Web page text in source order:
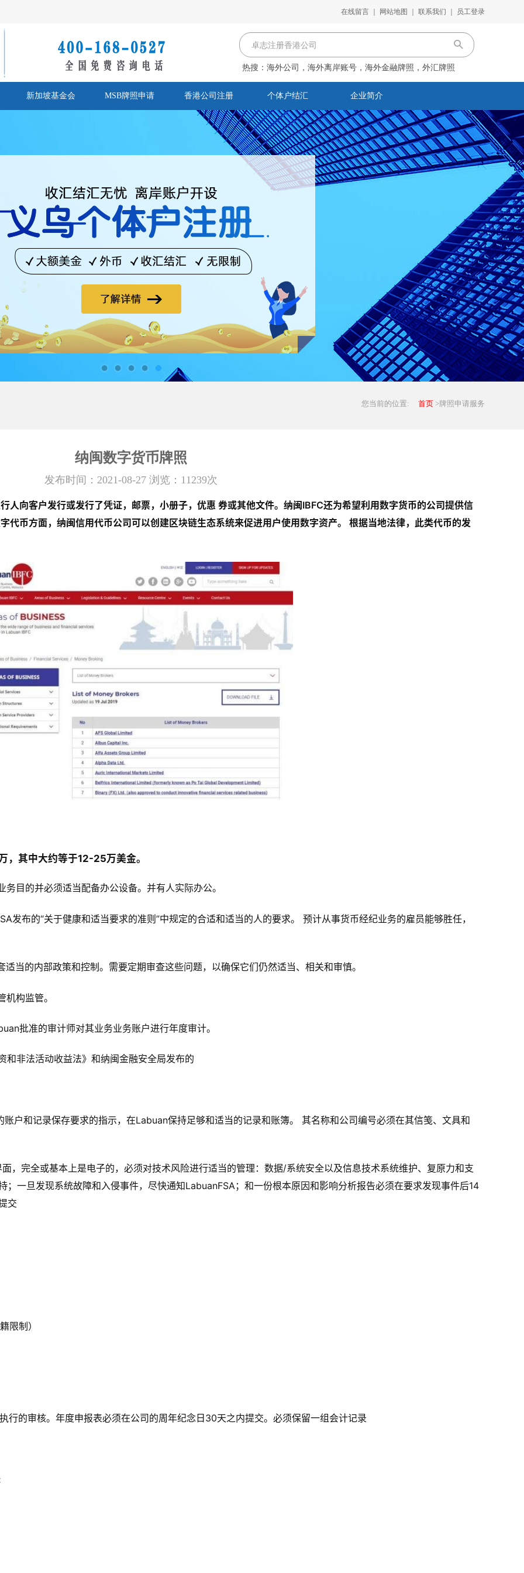
在线留言 网站地图 联系我们 员工登录
热搜： 海外公司，海外离岸账号，海外金融牌照，外汇牌照
新加坡基金会 MSB牌照申请 香港公司注册 个体户结汇 企业简介
您当前的位置: 首页 >牌照申请服务
纳闽数字货币牌照
发布时间：2021-08-27 浏览：11239次
人向客户发行或发行了凭证，邮票，小册子，优惠 券或其他文件。纳闽IBFC还为希望利用数字货币的公司提供信
代币方面，纳闽信用代币公司可以创建区块链生态系统来促进用户使用数字资产。 根据当地法律，此类代币的发
其中大约等于12-25万美金。
目的并必须适当配备办公设备。并有人实际办公。
发布的“关于健康和适当要求的准则”中规定的合适和适当的人的要求。 预计从事货币经纪业务的雇员能够胜任，
当的内部政策和控制。需要定期审查这些问题，以确保它们仍然适当、相关和审慎。
构监管。
批准的审计师对其业务业务账户进行年度审计。
非法活动收益法》和纳闽金融安全局发布的
户和记录保存要求的指示，在Labuan保持足够和适当的记录和账簿。 其名称和公司编号必须在其信笺、文具和
，完全或基本上是电子的，必须对技术风险进行适当的管理：数据/系统安全以及信息技术系统维护、复原力和支
；一旦发现系统故障和入侵事件，尽快通知LabuanFSA；和一份根本原因和影响分析报告必须在要求发现事件后14
交
限制）
行的审核。年度申报表必须在公司的周年纪念日30天之内提交。必须保留一组会计记录